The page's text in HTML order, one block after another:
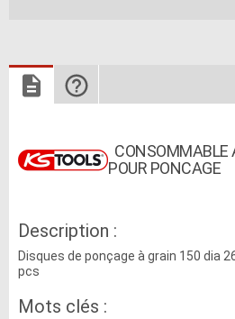
CONSOMMABLE
POUR PONCAGE
Description :
Disques de ponçage à grain 150 dia
pcs
Mots clés :